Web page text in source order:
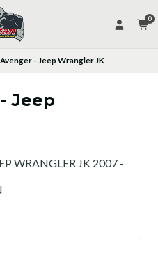
0
- Jeep Wrangler JK
Jeep
WRANGLER JK 2007 -